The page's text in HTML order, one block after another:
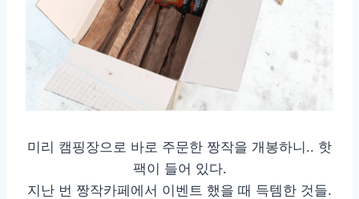
미리 캠핑장으로 바로 주문한 짱작을 개봉하니.. 핫
팩이 들어 있다.
지난 번 짱작카페에서 이벤트 했을 때 득템한 것들.